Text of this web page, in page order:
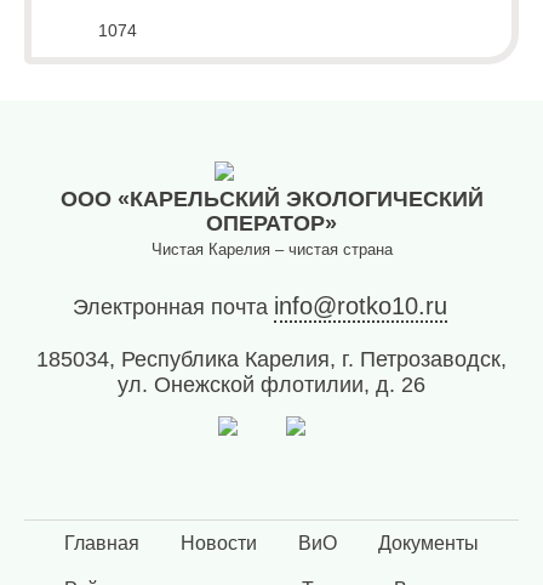
1074
ООО «КАРЕЛЬСКИЙ ЭКОЛОГИЧЕСКИЙ
ОПЕРАТОР»
Чистая Карелия – чистая страна
Электронная почта info@rotko10.ru
185034, Республика Карелия, г. Петрозаводск,
ул. Онежской флотилии, д. 26
Главная Новости ВиО Документы